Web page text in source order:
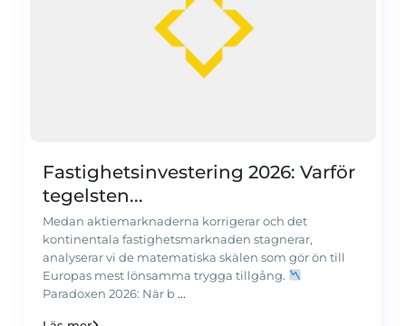
Fastighetsinvestering 2026: Varför
tegelsten...
Medan aktiemarknaderna korrigerar och det
kontinentala fastighetsmarknaden stagnerar,
analyserar vi de matematiska skälen som gör ön till
Europas mest lönsamma trygga tillgång.
Paradoxen 2026: När b ...